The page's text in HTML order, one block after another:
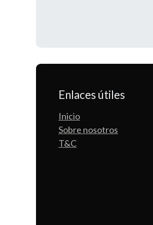
Enlaces útiles
Inicio
Sobre nosotros
T&C